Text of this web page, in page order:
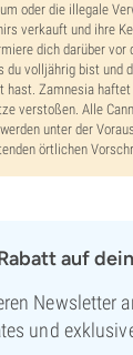
oder die illegale
verkauft und ihre
dich darüber vor
du volljährig bist und
hast. Zamnesia
verstoßen. Alle
unter der
örtlichen
auf
Newsletter
und